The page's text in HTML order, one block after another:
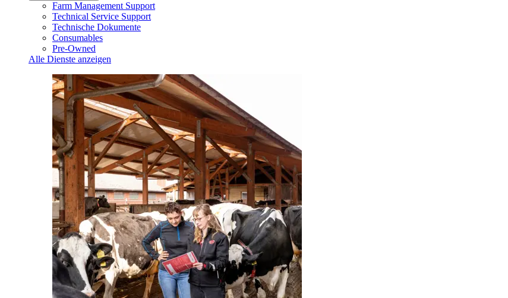
Farm Management Support
Technical Service Support
Technische Dokumente
Consumables
Pre-Owned
Alle Dienste anzeigen